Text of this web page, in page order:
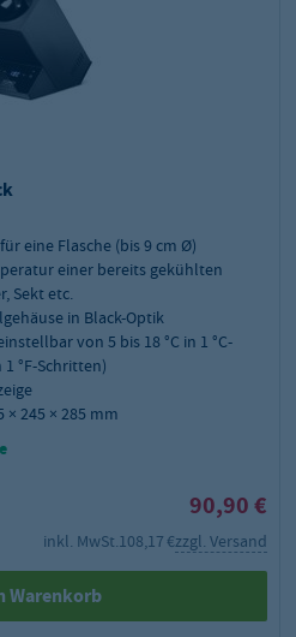
eine Flasche (bis 9 cm Ø)
einer bereits gekühlten
Sekt etc.
in Black-Optik
von 5 bis 18 °C in 1 °C-
°F-Schritten)
× 245 × 285 mm
90,90 €
inkl. MwSt.108,17 €zzgl. Versand
Warenkorb